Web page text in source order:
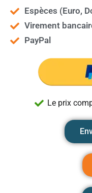
Espèces (Euro,
Virement
PayPal
Le prix